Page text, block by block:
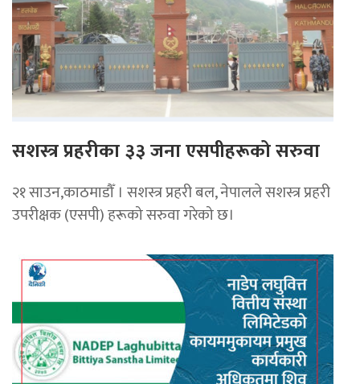
सशस्त्र प्रहरीका ३३ जना एसपीहरूको सरुवा
२१ साउन,काठमाडौँ । सशस्त्र प्रहरी बल, नेपालले सशस्त्र प्रहरी
उपरीक्षक (एसपी) हरूको सरुवा गरेको छ।